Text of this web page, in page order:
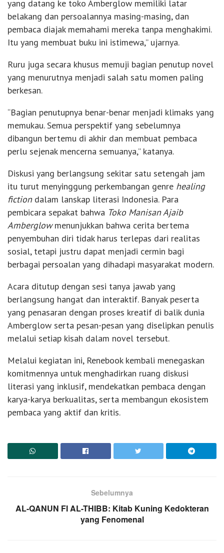
yang datang ke toko Amberglow memiliki latar
belakang dan persoalannya masing-masing, dan
pembaca diajak memahami mereka tanpa menghakimi.
Itu yang membuat buku ini istimewa,” ujarnya.
Ruru juga secara khusus memuji bagian penutup novel
yang menurutnya menjadi salah satu momen paling
berkesan.
“Bagian penutupnya benar-benar menjadi klimaks yang
memukau. Semua perspektif yang sebelumnya
dibangun bertemu di akhir dan membuat pembaca
perlu sejenak mencerna semuanya,” katanya.
Diskusi yang berlangsung sekitar satu setengah jam
itu turut menyinggung perkembangan genre healing
fictiondalam lanskap literasi Indonesia. Para
pembicara sepakat bahwa Toko Manisan Ajaib
Amberglowmenunjukkan bahwa cerita bertema
penyembuhan diri tidak harus terlepas dari realitas
sosial, tetapi justru dapat menjadi cermin bagi
berbagai persoalan yang dihadapi masyarakat modern.
Acara ditutup dengan sesi tanya jawab yang
berlangsung hangat dan interaktif. Banyak peserta
yang penasaran dengan proses kreatif di balik dunia
Amberglow serta pesan-pesan yang diselipkan penulis
melalui setiap kisah dalam novel tersebut.
Melalui kegiatan ini, Renebook kembali menegaskan
komitmennya untuk menghadirkan ruang diskusi
literasi yang inklusif, mendekatkan pembaca dengan
karya-karya berkualitas, serta membangun ekosistem
pembaca yang aktif dan kritis.
Sebelumnya
AL-QANUN FI AL-THIBB: Kitab Kuning Kedokteran
yang Fenomenal